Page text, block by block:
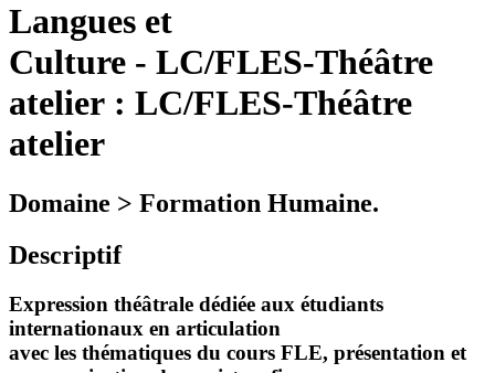
Langues et
Culture - LC/FLES-Théâtre
atelier : LC/FLES-Théâtre
atelier
Domaine > Formation Humaine.
Descriptif
Expression théâtrale dédiée aux étudiants
internationaux en articulation
avec les thématiques du cours FLE, présentation et